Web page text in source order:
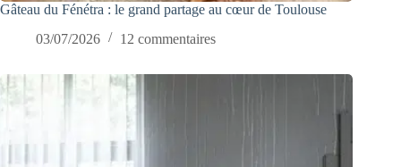
Gâteau du Fénétra : le grand partage au cœur de Toulouse
03/07/2026
12 commentaires